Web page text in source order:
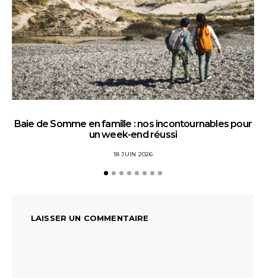
Baie de Somme en famille : nos incontournables pour
un week-end réussi
18 JUIN 2026
LAISSER UN COMMENTAIRE